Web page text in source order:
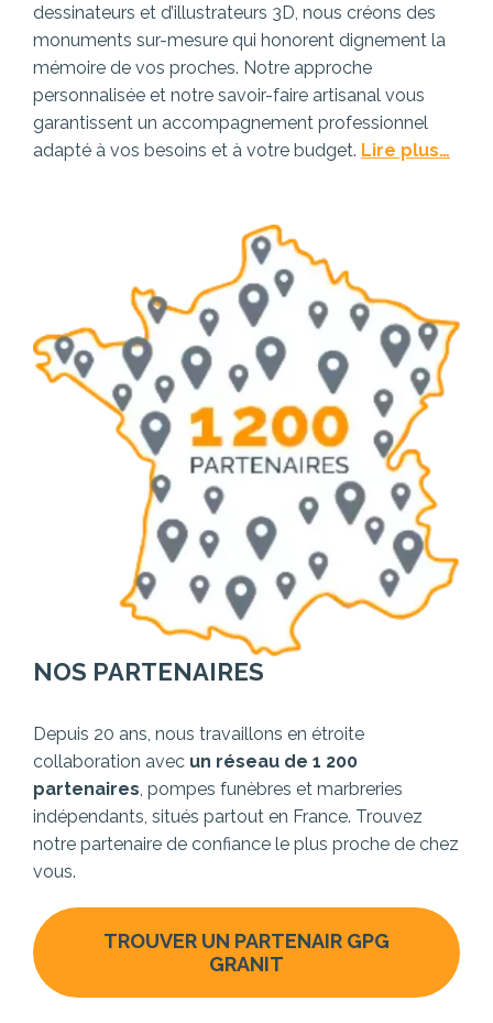
dessinateurs et d’illustrateurs 3D, nous créons des
monuments sur-mesure qui honorent dignement la
mémoire de vos proches. Notre approche
personnalisée et notre savoir-faire artisanal vous
garantissent un accompagnement professionnel
adapté à vos besoins et à votre budget. Lire plus…
NOS PARTENAIRES
Depuis 20 ans, nous travaillons en étroite
collaboration avec un réseau de 1 200
partenaires, pompes funèbres et marbreries
indépendants, situés partout en France. Trouvez
notre partenaire de confiance le plus proche de chez
vous.
TROUVER UN PARTENAIR GPG
GRANIT